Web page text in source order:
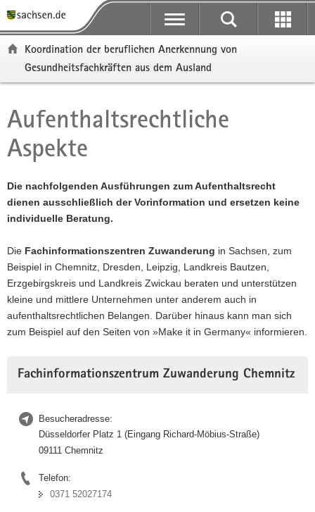
t
l
b
e
r
r
e
i
e
n
d
e
N
a
g
t
l
a
v
i
a
t
i
n
p
i
h
a
l
t
r
B
e
r
i
c
h
Koordination der beruflichen Anerkennung von
Gesundheitsfachkräften aus dem Ausland
Hauptinhalt
Aufenthaltsrechtliche
Aspekte
Die nachfolgenden Ausführungen zum Aufenthaltsrecht
dienen ausschließlich der Vorinformation und ersetzen keine
individuelle Beratung.
Die Fachinformationszentren Zuwanderung in Sachsen, zum
Beispiel in Chemnitz, Dresden, Leipzig, Landkreis Bautzen,
Erzgebirgskreis und Landkreis Zwickau beraten und unterstützen
kleine und mittlere Unternehmen unter anderem auch in
aufenthaltsrechtlichen Belangen. Darüber hinaus kann man sich
zum Beispiel auf den Seiten von »Make it in Germany« informieren.
Fachinformationszentrum Zuwanderung Chemnitz
Besucheradresse:
Düsseldorfer Platz 1 (Eingang Richard-Möbius-Straße)
09111 Chemnitz
Telefon:
0371 52027174